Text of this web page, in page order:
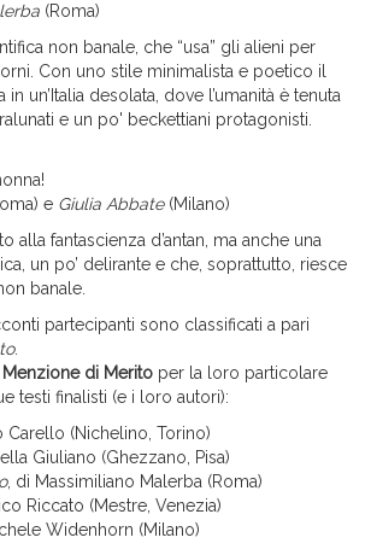
(Roma)
non banale, che “usa” gli alieni per
Con uno stile minimalista e poetico il
un’Italia desolata, dove l’umanità è tenuta
e un po' beckettiani protagonisti.
e Giulia Abbate(Milano)
alla fantascienza d’antan, ma anche una
un po’ delirante e che, soprattutto, riesce
banale.
partecipanti sono classificati a pari
.
Menzione di Merito per la loro particolare
testi finalisti (e i loro autori):
Carello (Nichelino, Torino)
Giuliano (Ghezzano, Pisa)
, di Massimiliano Malerba (Roma)
Riccato (Mestre, Venezia)
Widenhorn (Milano)